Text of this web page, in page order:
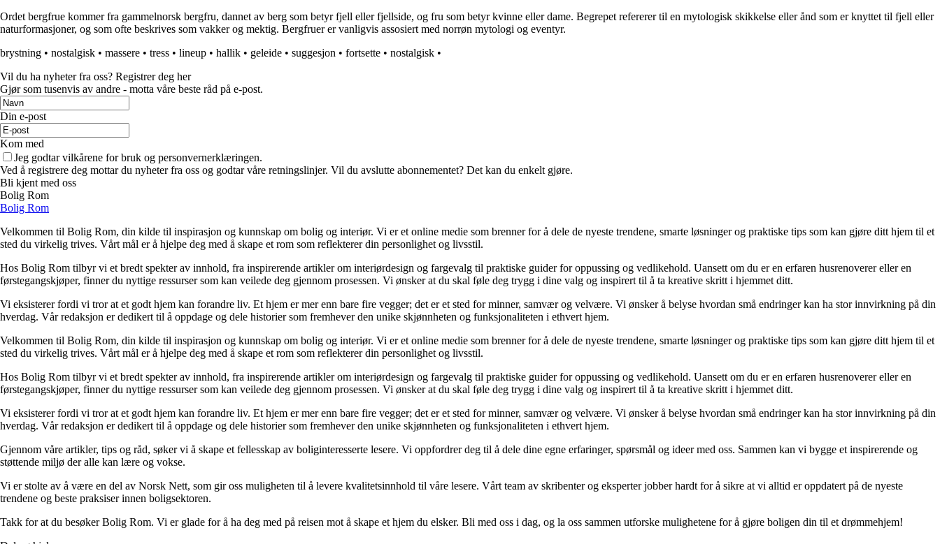
Ordet bergfrue kommer fra gammelnorsk bergfru, dannet av berg som betyr fjell eller fjellside, og fru som betyr kvinne eller dame. Begrepet refererer til en mytologisk skikkelse eller ånd som er knyttet til fjell eller
naturformasjoner, og som ofte beskrives som vakker og mektig. Bergfruer er vanligvis assosiert med norrøn mytologi og eventyr.
brystning • nostalgisk • massere • tress • lineup • hallik • geleide • suggesjon • fortsette • nostalgisk •
Vil du ha nyheter fra oss? Registrer deg her
Gjør som tusenvis av andre - motta våre beste råd på e-post.
Din e-post
Kom med
Jeg godtar vilkårene for bruk og personvernerklæringen.
Ved å registrere deg mottar du nyheter fra oss og godtar våre retningslinjer. Vil du avslutte abonnementet? Det kan du enkelt gjøre.
Bli kjent med oss
Bolig Rom
Bolig Rom
Velkommen til Bolig Rom, din kilde til inspirasjon og kunnskap om bolig og interiør. Vi er et online medie som brenner for å dele de nyeste trendene, smarte løsninger og praktiske tips som kan gjøre ditt hjem til et
sted du virkelig trives. Vårt mål er å hjelpe deg med å skape et rom som reflekterer din personlighet og livsstil.
Hos Bolig Rom tilbyr vi et bredt spekter av innhold, fra inspirerende artikler om interiørdesign og fargevalg til praktiske guider for oppussing og vedlikehold. Uansett om du er en erfaren husrenoverer eller en
førstegangskjøper, finner du nyttige ressurser som kan veilede deg gjennom prosessen. Vi ønsker at du skal føle deg trygg i dine valg og inspirert til å ta kreative skritt i hjemmet ditt.
Vi eksisterer fordi vi tror at et godt hjem kan forandre liv. Et hjem er mer enn bare fire vegger; det er et sted for minner, samvær og velvære. Vi ønsker å belyse hvordan små endringer kan ha stor innvirkning på din
hverdag. Vår redaksjon er dedikert til å oppdage og dele historier som fremhever den unike skjønnheten og funksjonaliteten i ethvert hjem.
Velkommen til Bolig Rom, din kilde til inspirasjon og kunnskap om bolig og interiør. Vi er et online medie som brenner for å dele de nyeste trendene, smarte løsninger og praktiske tips som kan gjøre ditt hjem til et
sted du virkelig trives. Vårt mål er å hjelpe deg med å skape et rom som reflekterer din personlighet og livsstil.
Hos Bolig Rom tilbyr vi et bredt spekter av innhold, fra inspirerende artikler om interiørdesign og fargevalg til praktiske guider for oppussing og vedlikehold. Uansett om du er en erfaren husrenoverer eller en
førstegangskjøper, finner du nyttige ressurser som kan veilede deg gjennom prosessen. Vi ønsker at du skal føle deg trygg i dine valg og inspirert til å ta kreative skritt i hjemmet ditt.
Vi eksisterer fordi vi tror at et godt hjem kan forandre liv. Et hjem er mer enn bare fire vegger; det er et sted for minner, samvær og velvære. Vi ønsker å belyse hvordan små endringer kan ha stor innvirkning på din
hverdag. Vår redaksjon er dedikert til å oppdage og dele historier som fremhever den unike skjønnheten og funksjonaliteten i ethvert hjem.
Gjennom våre artikler, tips og råd, søker vi å skape et fellesskap av boliginteresserte lesere. Vi oppfordrer deg til å dele dine egne erfaringer, spørsmål og ideer med oss. Sammen kan vi bygge et inspirerende og
støttende miljø der alle kan lære og vokse.
Vi er stolte av å være en del av Norsk Nett, som gir oss muligheten til å levere kvalitetsinnhold til våre lesere. Vårt team av skribenter og eksperter jobber hardt for å sikre at vi alltid er oppdatert på de nyeste
trendene og beste praksiser innen boligsektoren.
Takk for at du besøker Bolig Rom. Vi er glade for å ha deg med på reisen mot å skape et hjem du elsker. Bli med oss i dag, og la oss sammen utforske mulighetene for å gjøre boligen din til et drømmehjem!